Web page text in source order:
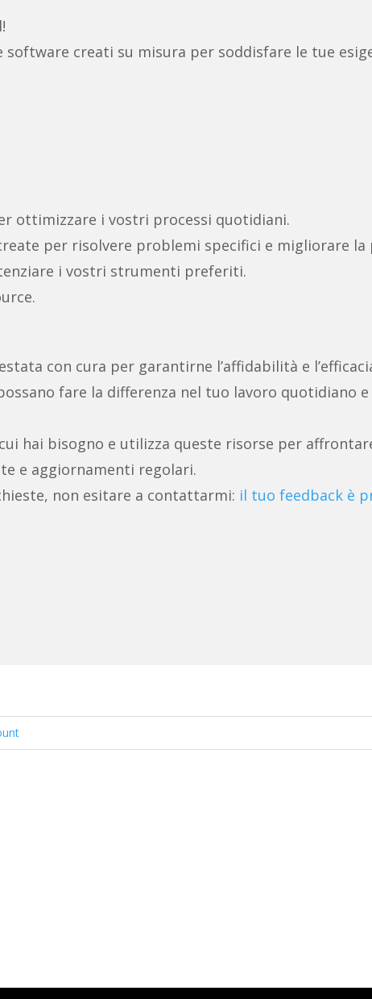
creati su misura per soddisfare le tue
ottimizzare i vostri processi quotidiani.
per risolvere problemi specifici e migliorare
i vostri strumenti preferiti.
con cura per garantirne l’affidabilità e
fare la differenza nel tuo lavoro quotidiano
hai bisogno e utilizza queste risorse per
e aggiornamenti regolari.
non esitare a contattarmi: il tuo feedback è